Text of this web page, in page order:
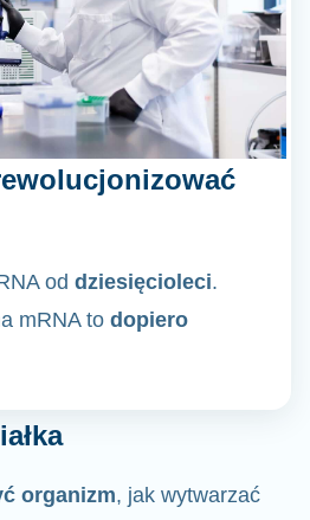
od dziesięcioleci.
mRNA to dopiero
organizm, jak wytwarzać